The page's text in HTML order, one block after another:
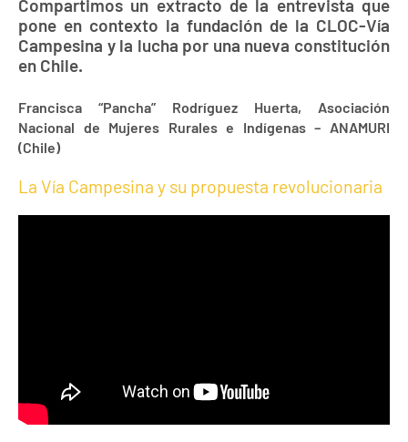
Compartimos un extracto de la entrevista que
pone en contexto la fundación de la CLOC-Vía
Campesina y la lucha por una nueva constitución
en Chile.
Francisca “Pancha” Rodríguez Huerta, Asociación
Nacional de Mujeres Rurales e Indígenas – ANAMURI
(Chile)
La Vía Campesina y su propuesta revolucionaria